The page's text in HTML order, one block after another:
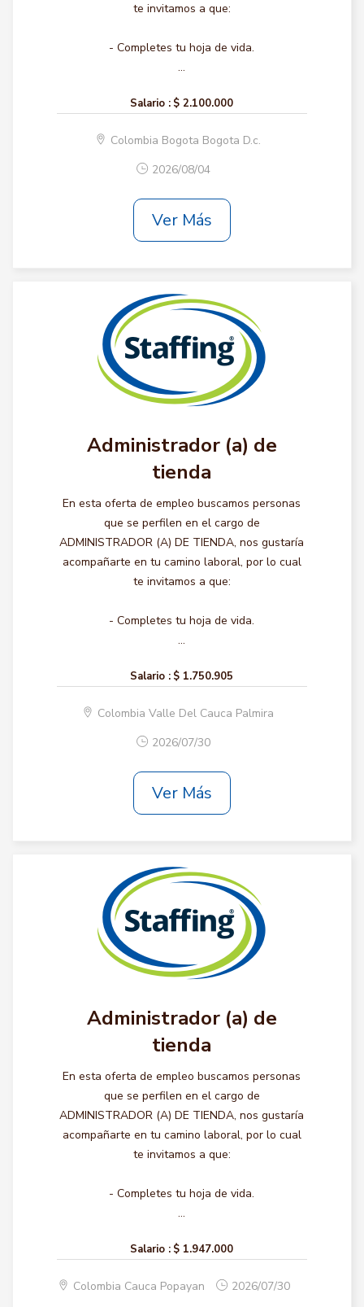
te invitamos a que:
- Completes tu hoja de vida.
...
Salario : $ 2.100.000
Colombia Bogota Bogota D.c.
2026/08/04
Ver Más
Administrador (a) de
tienda
En esta oferta de empleo buscamos personas
que se perfilen en el cargo de
ADMINISTRADOR (A) DE TIENDA, nos gustaría
acompañarte en tu camino laboral, por lo cual
te invitamos a que:
- Completes tu hoja de vida.
...
Salario : $ 1.750.905
Colombia Valle Del Cauca Palmira
2026/07/30
Ver Más
Administrador (a) de
tienda
En esta oferta de empleo buscamos personas
que se perfilen en el cargo de
ADMINISTRADOR (A) DE TIENDA, nos gustaría
acompañarte en tu camino laboral, por lo cual
te invitamos a que:
- Completes tu hoja de vida.
...
Salario : $ 1.947.000
Colombia Cauca Popayan 2026/07/30